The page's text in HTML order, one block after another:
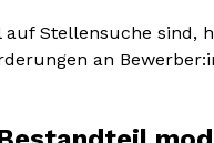
Stellensuche sind,
an